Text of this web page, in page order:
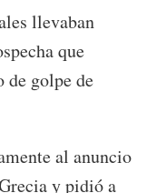
llevaban
que
de golpe de
al anuncio
y pidió a